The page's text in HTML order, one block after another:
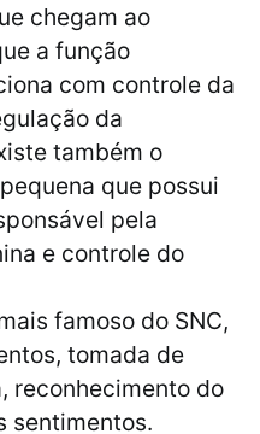
chegam ao
a função
com controle da
da
também o
que possui
pela
e controle do
famoso do SNC,
tomada de
reconhecimento do
sentimentos.